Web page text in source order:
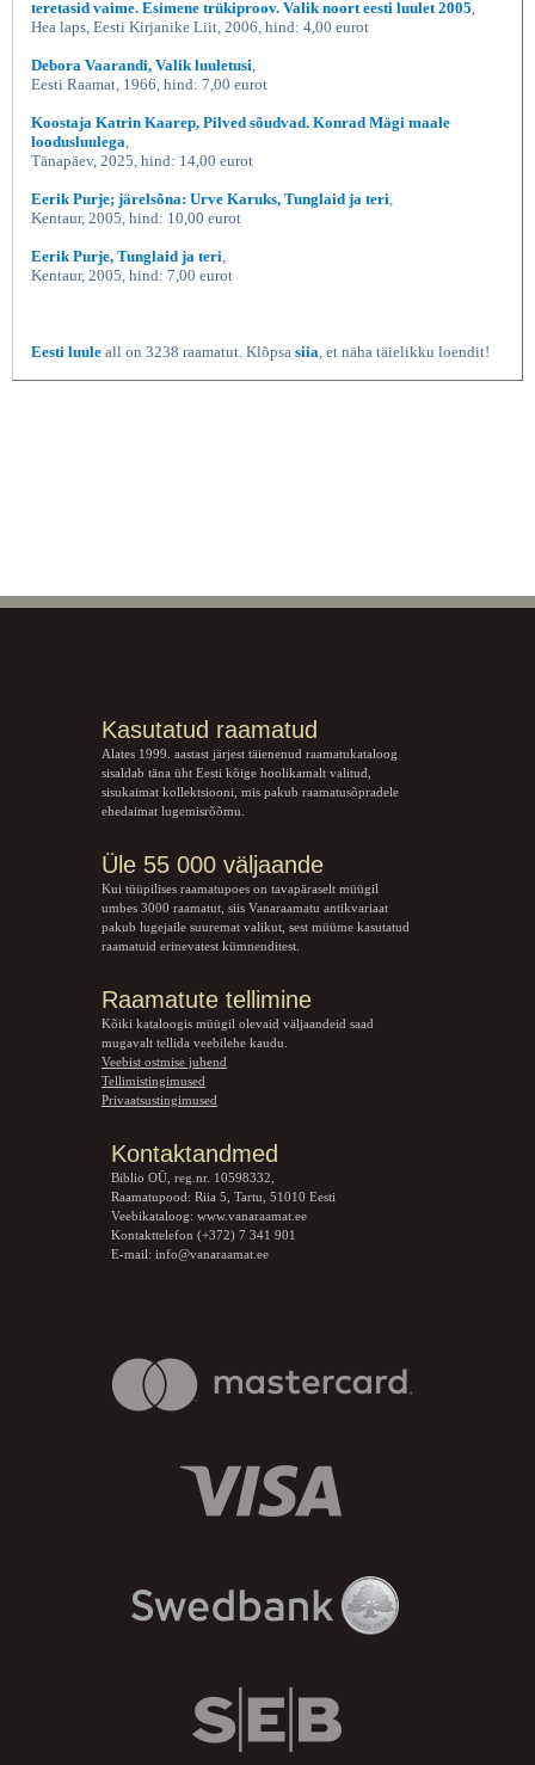
teretasid vaime. Esimene trükiproov. Valik noort eesti luulet 2005
Hea laps, Eesti Kirjanike Liit, 2006, hind: 4,00 eurot
Debora Vaarandi, Valik luuletusi
Eesti Raamat, 1966, hind: 7,00 eurot
Koostaja Katrin Kaarep, Pilved sõudvad. Konrad Mägi maale
loodusluulega
Tänapäev, 2025, hind: 14,00 eurot
Eerik Purje; järelsõna: Urve Karuks, Tunglaid ja teri
Kentaur, 2005, hind: 10,00 eurot
Eerik Purje, Tunglaid ja teri
Kentaur, 2005, hind: 7,00 eurot
Eesti luule all on 3238 raamatut. Klõpsa siia , et näha täielikku loendit!
Kasutatud raamatud
Alates 1999. aastast järjest täienenud raamatukataloog
sisaldab täna üht Eesti kõige hoolikamalt valitud,
sisukaimat kollektsiooni, mis pakub raamatusõpradele
ehedaimat lugemisrõõmu.
Üle 55 000 väljaande
Kui tüüpilises raamatupoes on tavapäraselt müügil
umbes 3000 raamatut, siis Vanaraamatu antikvariaat
pakub lugejaile suuremat valikut, sest müüme kasutatud
raamatuid erinevatest kümnenditest.
Raamatute tellimine
Kõiki kataloogis müügil olevaid väljaandeid saad
mugavalt tellida veebilehe kaudu.
Veebist ostmise juhend
Tellimistingimused
Privaatsustingimused
Kontaktandmed
Biblio OÜ, reg.nr. 10598332,
Raamatupood: Riia 5, Tartu, 51010 Eesti
Veebikataloog: www.vanaraamat.ee
Kontakttelefon (+372) 7 341 901
E-mail: info@vanaraamat.ee